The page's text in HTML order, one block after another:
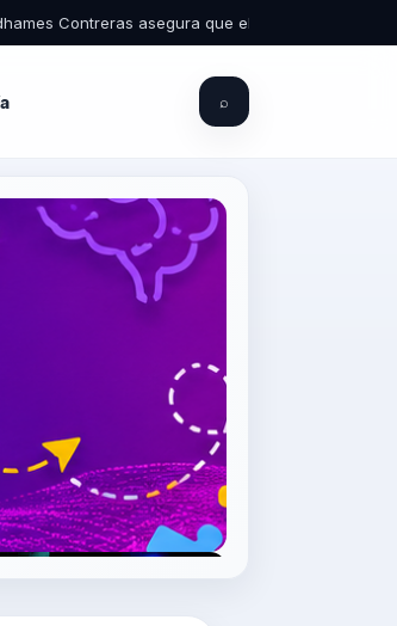
asegura que el Palacio Municipal de
⌕